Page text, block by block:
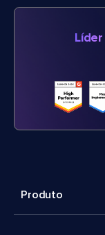
Líder
Produto